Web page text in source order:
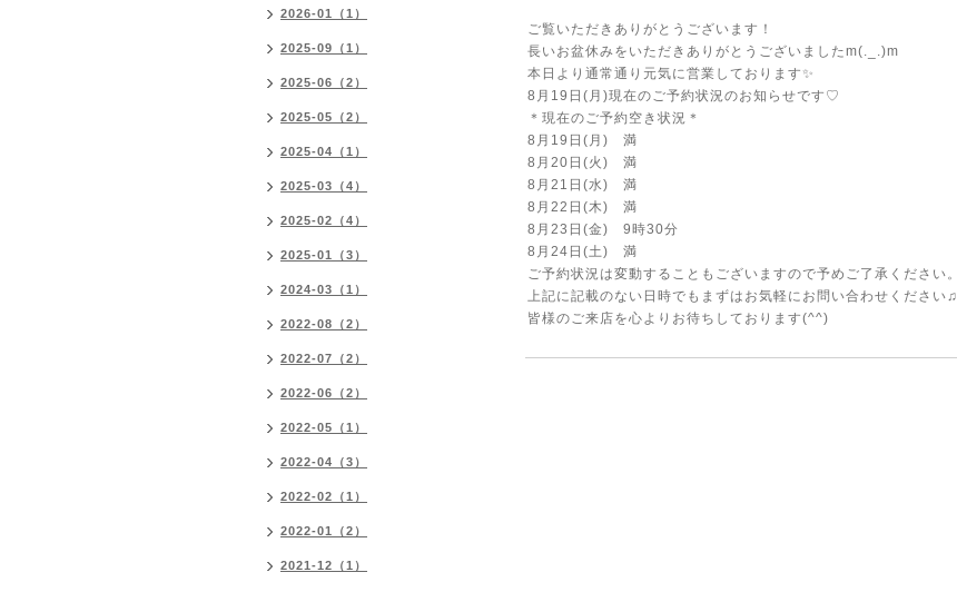
ご覧いただきありがとうございます！
長いお盆休みをいただきありがとうございましたm(._.)m
本日より通常通り元気に営業しております✨
8月19日(月)現在のご予約状況のお知らせです♡
＊現在のご予約空き状況＊
8月19日(月) 満
8月20日(火) 満
8月21日(水) 満
8月22日(木) 満
8月23日(金) 9時30分
8月24日(土) 満
ご予約状況は変動することもございますので予めご了承ください。
上記に記載のない日時でもまずはお気軽にお問い合わせください♫
皆様のご来店を心よりお待ちしております(^^)
2026-01（1）
2025-09（1）
2025-06（2）
2025-05（2）
2025-04（1）
2025-03（4）
2025-02（4）
2025-01（3）
2024-03（1）
2022-08（2）
2022-07（2）
2022-06（2）
2022-05（1）
2022-04（3）
2022-02（1）
2022-01（2）
2021-12（1）